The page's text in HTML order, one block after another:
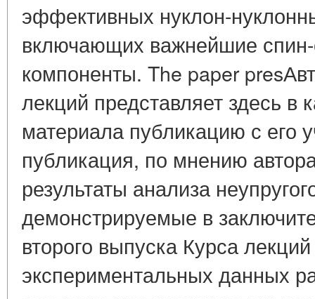
эффективных нуклон-
включающих важнейшие
компоненты. The paper
лекций представляет здесь в
материала публикацию с его
публикация, по мнению
результаты анализа
демонстрируемые в
второго выпуска Курса
экспериментальных данных